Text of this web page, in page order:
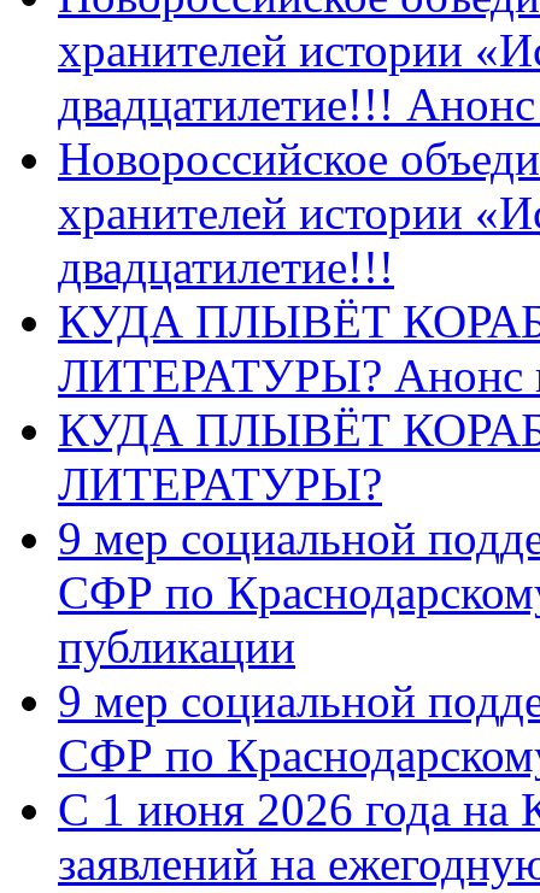
хранителей истории
двадцатилетие!!!
Новороссийское
хранителей истории
двадцатилетие!!!
КУДА ПЛЫВЁТ
ЛИТЕРАТУРЫ? Анонс
КУДА ПЛЫВЁТ
ЛИТЕРАТУРЫ?
9 мер социальной
СФР по
публикации
9 мер социальной
СФР по
С 1 июня 2026 года на
заявлений на